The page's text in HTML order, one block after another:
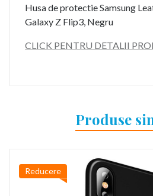
Husa de protectie Samsung
Galaxy Z Flip3, Negru
CLICK PENTRU DETALII
Produse
Reducere